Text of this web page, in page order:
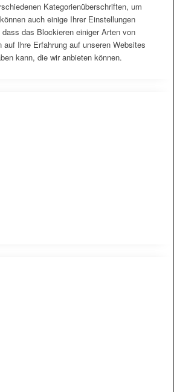
Kategorienüberschriften, um
auch einige Ihrer Einstellungen
das Blockieren einiger Arten von
auf Ihre Erfahrung auf unseren Websites
kann, die wir anbieten können.